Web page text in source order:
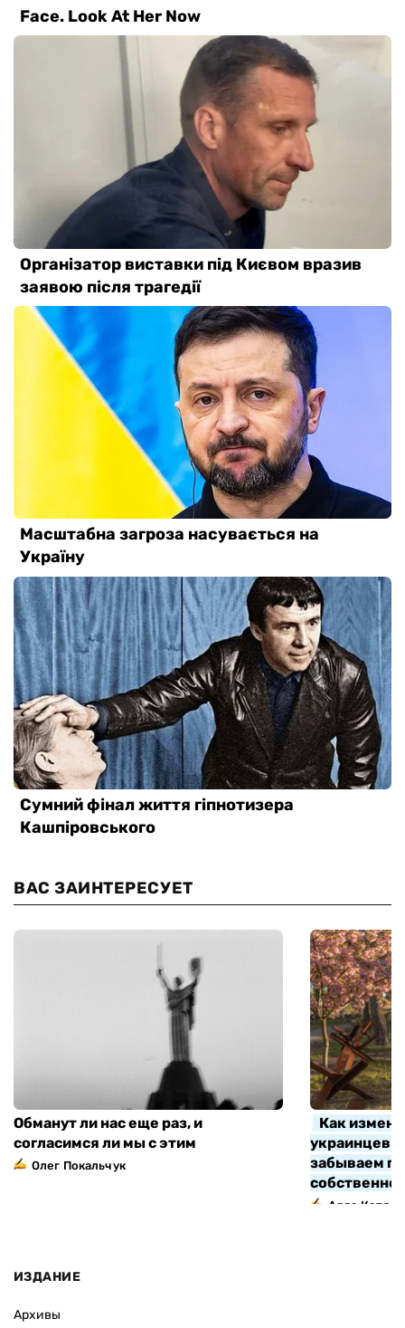
ВАС ЗАИНТЕРЕСУЕТ
Обманут ли нас еще раз, и
согласимся ли мы с этим
Олег Покальчук
Как
украинцев
забываем
Алла Котляр
ИЗДАНИЕ
Архивы